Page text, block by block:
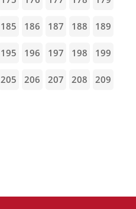
185 186 187 188 189
195 196 197 198 199
205 206 207 208 209